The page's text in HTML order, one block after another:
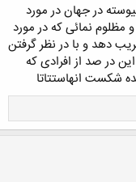
در جهان در مورد
و مظلوم نمائی که در مورد
دهد و با در نظر گرفتن
در صد از افرادی که
شکست انهاستتاتا